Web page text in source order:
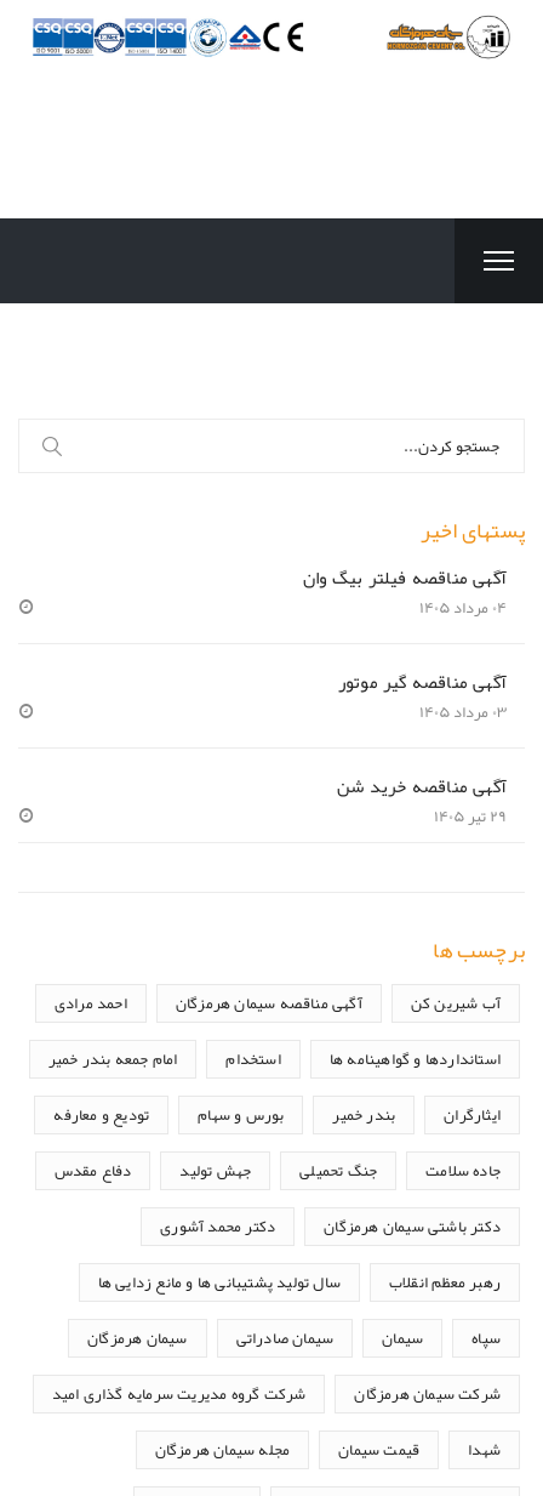
برای:
پستهای اخیر
آگهی مناقصه فیلتر بیگ وان
۰۴ مرداد ۱۴۰۵
آگهی مناقصه گیر موتور
۰۳ مرداد ۱۴۰۵
آگهی مناقصه خرید شن
۲۹ تیر ۱۴۰۵
برچسب ها
آب شیرین کن آگهی مناقصه سیمان هرمزگان احمد مرادی
استانداردها و گواهینامه ها استخدام امام جمعه بندر خمیر
ایثارگران بندر خمیر بورس و سهام تودیع و معارفه
جاده سلامت جنگ تحمیلی جهش تولید دفاع مقدس
دکتر باشتی سیمان هرمزگان دکتر محمد آشوری
رهبر معظم انقلاب سال تولید پشتیبانی ها و مانع زدایی ها
سپاه سیمان سیمان صادراتی سیمان هرمزگان
شرکت سیمان هرمزگان شرکت گروه مدیریت سرمایه گذاری امید
شهدا قیمت سیمان مجله سیمان هرمزگان